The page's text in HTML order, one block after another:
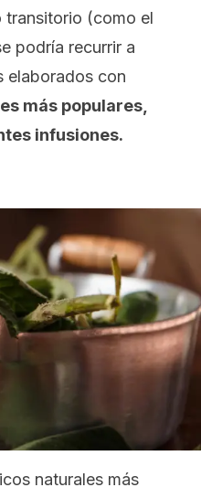
(como el
podría recurrir a
elaborados con
más populares,
infusiones.
naturales más